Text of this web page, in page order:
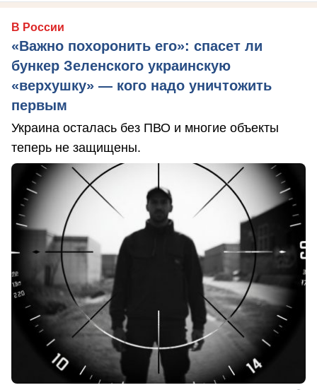
В России
«Важно похоронить его»: спасет ли
бункер Зеленского украинскую
«верхушку» — кого надо уничтожить
первым
Украина осталась без ПВО и многие объекты
теперь не защищены.